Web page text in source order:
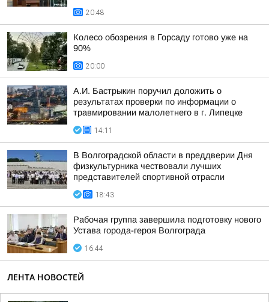
20:48
Колесо обозрения в Горсаду готово уже на
90%
20:00
А.И. Бастрыкин поручил доложить о
результатах проверки по информации о
травмировании малолетнего в г. Липецке
14:11
В Волгоградской области в преддверии Дня
физкультурника чествовали лучших
представителей спортивной отрасли
18:43
Рабочая группа завершила подготовку нового
Устава города-героя Волгограда
16:44
ЛЕНТА НОВОСТЕЙ